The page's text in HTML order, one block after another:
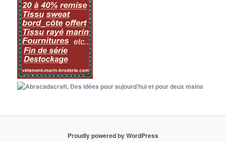
Proudly powered by WordPress